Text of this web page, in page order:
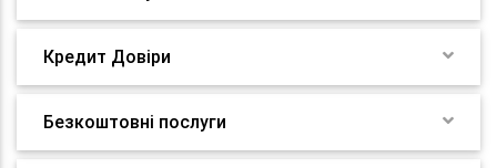
Кредит Довіри
Безкоштовні послуги